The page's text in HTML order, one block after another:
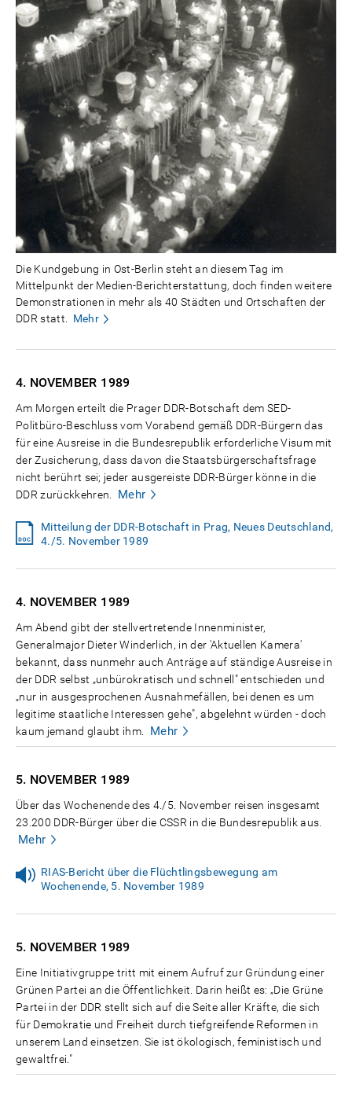
Die Kundgebung in Ost-Berlin steht an diesem Tag im
Mittelpunkt der Medien-Berichterstattung, doch finden weitere
Demonstrationen in mehr als 40 Städten und Ortschaften der
DDR statt. Mehr
4. NOVEMBER 1989
Am Morgen erteilt die Prager DDR-Botschaft dem SED-
Politbüro-Beschluss vom Vorabend gemäß DDR-Bürgern das
für eine Ausreise in die Bundesrepublik erforderliche Visum mit
der Zusicherung, dass davon die Staatsbürgerschaftsfrage
nicht berührt sei; jeder ausgereiste DDR-Bürger könne in die
DDR zurückkehren.
Mehr
Mitteilung der DDR-Botschaft in Prag, Neues Deutschland,
4./5. November 1989
4. NOVEMBER 1989
Am Abend gibt der stellvertretende Innenminister,
Generalmajor Dieter Winderlich, in der 'Aktuellen Kamera'
bekannt, dass nunmehr auch Anträge auf ständige Ausreise in
der DDR selbst „unbürokratisch und schnell" entschieden und
„nur in ausgesprochenen Ausnahmefällen, bei denen es um
legitime staatliche Interessen gehe", abgelehnt würden - doch
kaum jemand glaubt ihm.
Mehr
5. NOVEMBER 1989
Über das Wochenende des 4./5. November reisen insgesamt
23.200 DDR-Bürger über die CSSR in die Bundesrepublik aus.
Mehr
RIAS-Bericht über die Flüchtlingsbewegung am
Wochenende, 5. November 1989
5. NOVEMBER 1989
Eine Initiativgruppe tritt mit einem Aufruf zur Gründung einer
Grünen Partei an die Öffentlichkeit. Darin heißt es: „Die Grüne
Partei in der DDR stellt sich auf die Seite aller Kräfte, die sich
für Demokratie und Freiheit durch tiefgreifende Reformen in
unserem Land einsetzen. Sie ist ökologisch, feministisch und
gewaltfrei."